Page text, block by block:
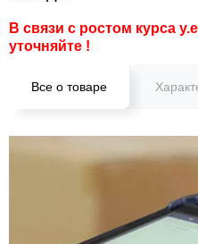
В связи с ростом курса
уточняйте !
Все о товаре